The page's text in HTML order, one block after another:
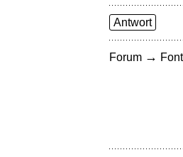
Antwort
Forum →